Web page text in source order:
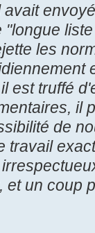
les
est truffé
il
de
travail
un coup